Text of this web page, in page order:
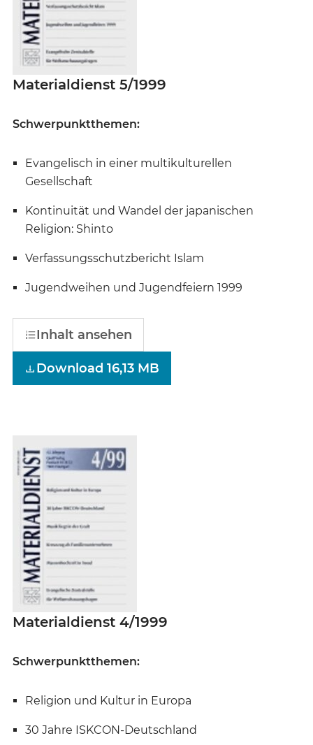
Materialdienst 5/1999
Schwerpunktthemen:
Evangelisch in einer multikulturellen
Gesellschaft
Kontinuität und Wandel der japanischen
Religion: Shinto
Verfassungsschutzbericht Islam
Jugendweihen und Jugendfeiern 1999
Inhalt ansehen
Download 16,13 MB
Materialdienst 4/1999
Schwerpunktthemen:
Religion und Kultur in Europa
30 Jahre ISKCON-Deutschland